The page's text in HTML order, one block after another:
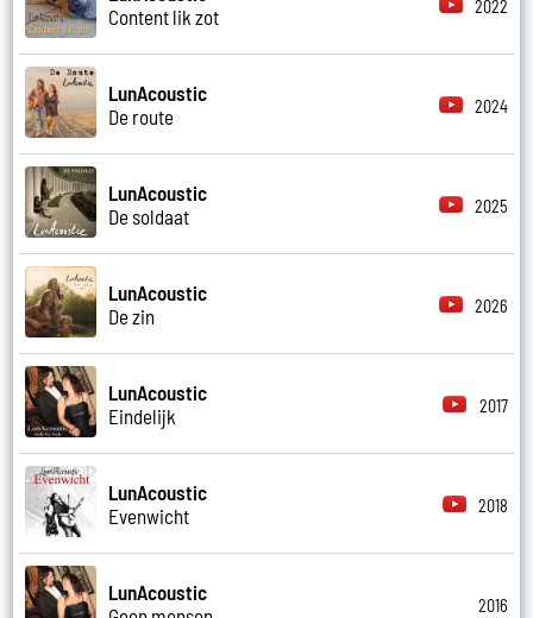
Content lik zot
2022
LunAcoustic
De route
2024
LunAcoustic
De soldaat
2025
LunAcoustic
De zin
2026
LunAcoustic
Eindelijk
2017
LunAcoustic
Evenwicht
2018
LunAcoustic
2016